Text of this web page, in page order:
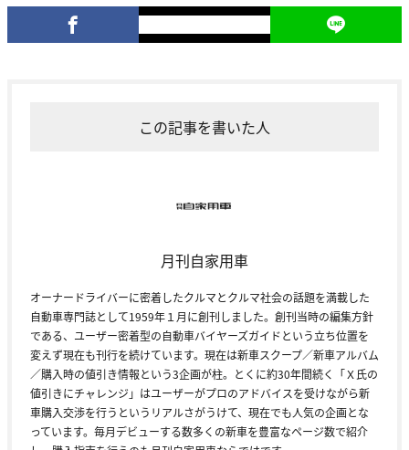
この記事を書いた人
月刊自家用車
オーナードライバーに密着したクルマとクルマ社会の話題を満載した
自動車専門誌として1959年１月に創刊しました。創刊当時の編集方針
である、ユーザー密着型の自動車バイヤーズガイドという立ち位置を
変えず現在も刊行を続けています。現在は新車スクープ／新車アルバム
／購入時の値引き情報という3企画が柱。とくに約30年間続く「Ｘ氏の
値引きにチャレンジ」はユーザーがプロのアドバイスを受けながら新
車購入交渉を行うというリアルさがうけて、現在でも人気の企画とな
っています。毎月デビューする数多くの新車を豊富なページ数で紹介